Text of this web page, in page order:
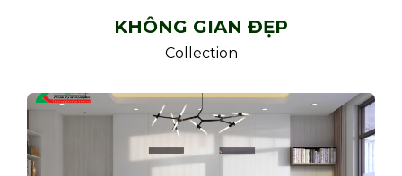
KHÔNG GIAN ĐẸP
Collection